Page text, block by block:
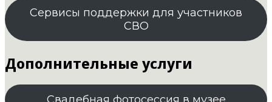
Сервисы поддержки для участников
СВО
Дополнительные услуги